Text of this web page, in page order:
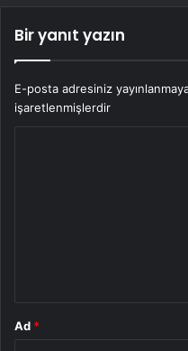
Bir yanıt yazın
E-posta adresiniz
işaretlenmişlerdir
Ad *